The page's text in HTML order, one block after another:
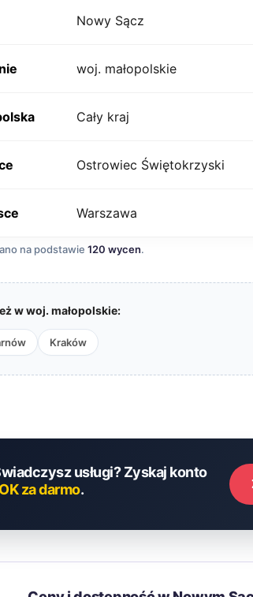
Nowy Sącz
woj. małopolskie
Cały kraj
Ostrowiec Świętokrzyski
Warszawa
na podstawie 120 wycen.
w woj. małopolskie:
Kraków
usługi? Zyskaj konto
za darmo.